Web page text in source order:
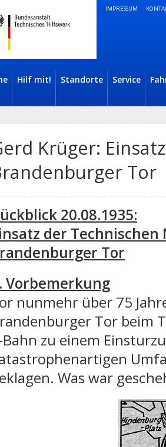
IMPRESSUM
Hilf mit! Standorte Service
Krüger:
Tor
20.08.1935:
der
Tor
Vorbemerkung
nunmehr über 75
Tor beim
Bahn zu einem
Was war